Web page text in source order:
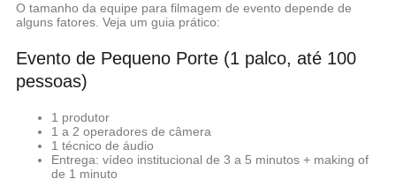
O tamanho da equipe para filmagem de evento depende de
alguns fatores. Veja um guia prático:
Evento de Pequeno Porte (1 palco, até 100
pessoas)
1 produtor
1 a 2 operadores de câmera
1 técnico de áudio
Entrega: vídeo institucional de 3 a 5 minutos + making of
de 1 minuto